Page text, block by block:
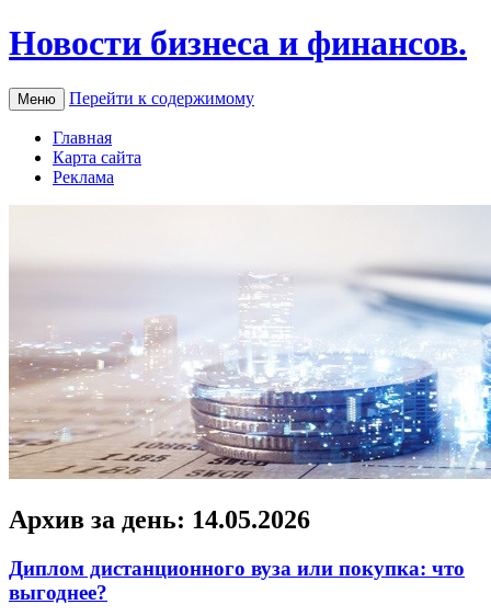
Новости бизнеса и финансов.
Меню Перейти к содержимому
Главная
Карта сайта
Реклама
Архив за день: 14.05.2026
Диплом дистанционного вуза или покупка: что
выгоднее?